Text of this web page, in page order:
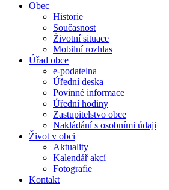
Obec
Historie
Současnost
Životní situace
Mobilní rozhlas
Úřad obce
e-podatelna
Úřední deska
Povinné informace
Úřední hodiny
Zastupitelstvo obce
Nakládání s osobními údaji
Život v obci
Aktuality
Kalendář akcí
Fotografie
Kontakt